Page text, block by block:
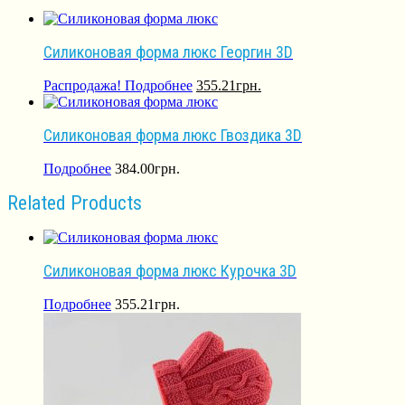
Силиконовая форма люкс Георгин 3D
Распродажа! Подробнее 355.21грн.
Силиконовая форма люкс Гвоздика 3D
Подробнее 384.00грн.
Related Products
Силиконовая форма люкс Курочка 3D
Подробнее 355.21грн.